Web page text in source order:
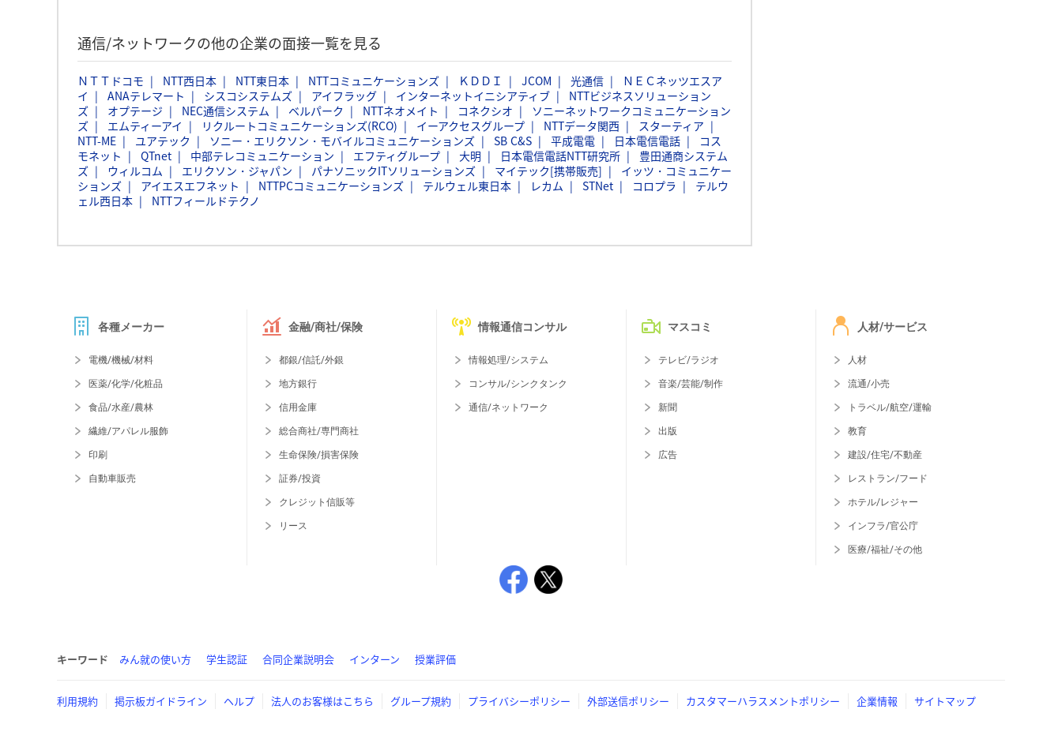
通信/ネットワークの他の企業の面接一覧を見る
ＮＴＴドコモ NTT西日本 NTT東日本 NTTコミュニケーションズ ＫＤＤＩ JCOM 光通信
ＮＥＣネッツエスア
イ
ANAテレマート シスコシステムズ アイフラッグ インターネットイニシアティブ
NTTビジネスソリューション
ズ
オプテージ NEC通信システム ベルパーク NTTネオメイト コネクシオ
ソニーネットワークコミュニケーション
ズ
エムティーアイ リクルートコミュニケーションズ(RCO) イーアクセスグループ NTTデータ関西
スターティア
NTT-ME
ユアテック ソニー・エリクソン・モバイルコミュニケーションズ SB C&S 平成電電 日本電信電話
コス
モネット
QTnet 中部テレコミュニケーション エフティグループ 大明 日本電信電話NTT研究所
豊田通商システム
ズ
ウィルコム エリクソン・ジャパン パナソニックITソリューションズ マイテック[携帯販売]
イッツ・コミュニケー
ションズ
アイエスエフネット NTTPCコミュニケーションズ テルウェル東日本 レカム STNet コロプラ
テルウ
ェル西日本
NTTフィールドテクノ
各種メーカー
電機/機械/材料
医薬/化学/化粧品
食品/水産/農林
繊維/アパレル服飾
印刷
自動車販売
金融/商社/保険
都銀/信託/外銀
地方銀行
信用金庫
総合商社/専門商社
生命保険/損害保険
証券/投資
クレジット信販等
リース
情報通信コンサル
情報処理/システム
コンサル/シンクタンク
通信/ネットワーク
マスコミ
テレビ/ラジオ
音楽/芸能/制作
新聞
出版
広告
人材/サービス
人材
流通/小売
トラベル/航空/運輸
教育
建設/住宅/不動産
レストラン/フード
ホテル/レジャー
インフラ/官公庁
医療/福祉/その他
キーワード みん就の使い方 学生認証 合同企業説明会 インターン 授業評価
利用規約 掲示板ガイドライン ヘルプ 法人のお客様はこちら グループ規約 プライバシーポリシー 外部送信ポリシー カスタマーハラスメントポリシー 企業情報 サイトマップ